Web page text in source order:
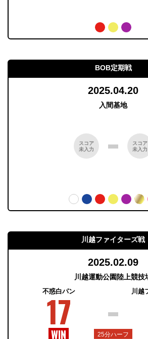
BOB定期戦
2025.04.20
入間基地
スコア
未入力
スコア
未入力
川越ファイターズ戦
2025.02.09
川越運動公園陸上競技
不惑白パン
17 川越
25分ハーフ